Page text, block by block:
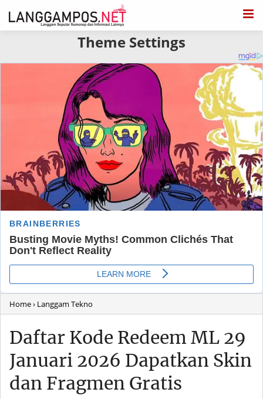
Theme Settings
Home› Langgam Tekno
Daftar Kode Redeem ML 29
Januari 2026 Dapatkan Skin
dan Fragmen Gratis